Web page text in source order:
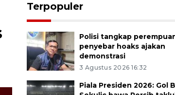
Terpopuler
Polisi tangkap
penyebar hoaks ajakan
demonstrasi
3 Agustus 2026 16:32
Piala Presiden 2026: Gol